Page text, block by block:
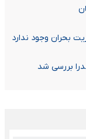
بحران وجود ندارد